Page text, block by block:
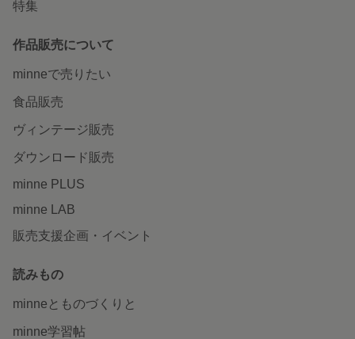
特集
作品販売について
minneで売りたい
食品販売
ヴィンテージ販売
ダウンロード販売
minne PLUS
minne LAB
販売支援企画・イベント
読みもの
minneとものづくりと
minne学習帖